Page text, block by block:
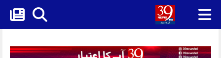
Skip
content